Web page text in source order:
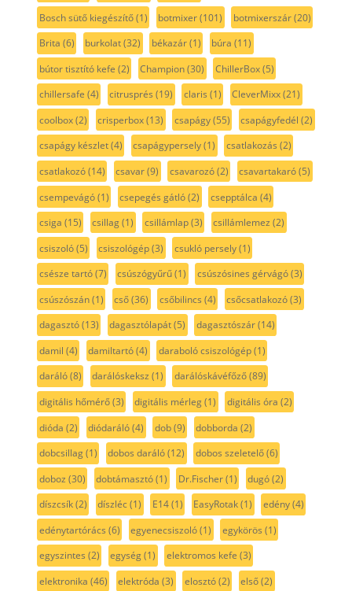
Bosch sütő kiegészítő(1) botmixer(101) botmixerszár(20)
Brita (6) burkolat(32) békazár(1) búra (11)
bútor tisztító kefe (2) Champion(30) ChillerBox(5)
chillersafe (4) citrusprés (19) claris (1) CleverMixx(21)
coolbox(2) crisperbox(13) csapágy(55) csapágyfedél (2)
csapágy készlet(4) csapágypersely(1) csatlakozás (2)
csatlakozó(14) csavar(9) csavarozó(2) csavartakaró(5)
csempevágó(1) csepegés gátló(2) csepptálca (4)
csiga (15) csillag(1) csillámlap(3) csillámlemez (2)
csiszoló(5) csiszológép(3) csukló persely(1)
csésze tartó(7) csúszógyűrű(1) csúszósines gérvágó(3)
csúszószán(1) cső(36) csőbilincs (4) csőcsatlakozó(3)
dagasztó(13) dagasztólapát(5) dagasztószár(14)
damil (4) damiltartó(4) daraboló csiszológép(1)
daráló(8) darálóskeksz (1) darálóskávéfőző(89)
digitális hőmérő(3) digitális mérleg(1) digitális óra (2)
dióda (2) diódaráló(4) dob(9) dobborda (2)
dobcsillag(1) dobos daráló(12) dobos szeletelő(6)
doboz (30) dobtámasztó(1) Dr.Fischer(1) dugó(2)
díszcsík(2) díszléc(1) E14(1) EasyRotak(1) edény(4)
edénytartórács (6) egyenecsiszoló(1) egykörös (1)
egyszintes (2) egység(1) elektromos kefe (3)
elektronika (46) elektróda (3) elosztó(2) első(2)